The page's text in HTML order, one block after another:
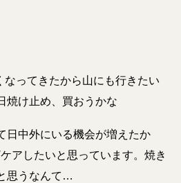
なってきたから山にも行きたい
焼け止め、買おうかな
日中外にいる機会が増えたか
アしたいと思っています。焼き
思うなんて…